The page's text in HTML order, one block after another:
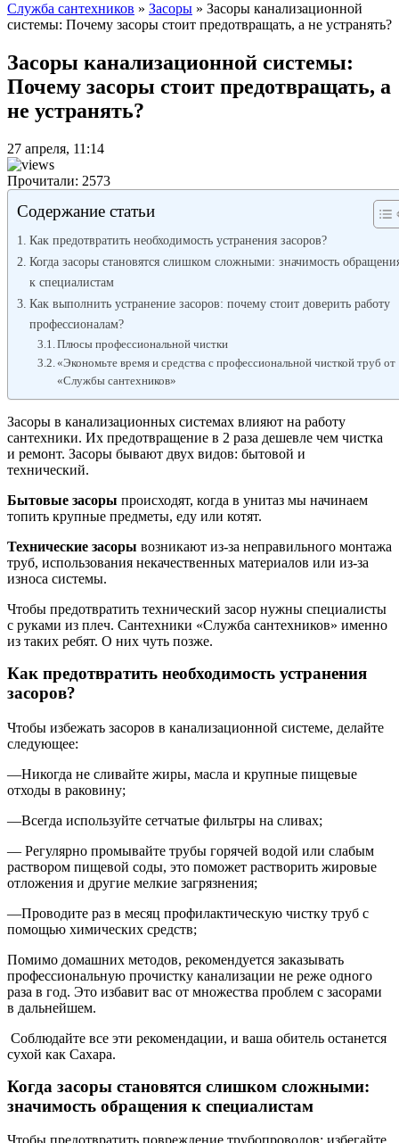
Служба сантехников » Засоры » Засоры канализационной
системы: Почему засоры стоит предотвращать, а не устранять?
Засоры канализационной системы:
Почему засоры стоит предотвращать, а
не устранять?
27 апреля, 11:14
Прочитали: 2573
Содержание статьи
Как предотвратить необходимость устранения засоров?
Когда засоры становятся слишком сложными: значимость
к специалистам
Как выполнить устранение засоров: почему стоит доверить работу
профессионалам?
Плюсы профессиональной чистки
«Экономьте время и средства с профессиональной чисткой труб от
«Службы сантехников»
Засоры в канализационных системах влияют на работу
сантехники. Их предотвращение в 2 раза дешевле чем чистка
и ремонт. Засоры бывают двух видов: бытовой и
технический.
Бытовые засоры происходят, когда в унитаз мы начинаем
топить крупные предметы, еду или котят.
Технические засоры возникают из-за неправильного монтажа
труб, использования некачественных материалов или из-за
износа системы.
Чтобы предотвратить технический засор нужны специалисты
с руками из плеч. Сантехники «Служба сантехников» именно
из таких ребят. О них чуть позже.
Как предотвратить необходимость устранения
засоров?
Чтобы избежать засоров в канализационной системе, делайте
следующее:
—Никогда не сливайте жиры, масла и крупные пищевые
отходы в раковину;
—Всегда используйте сетчатые фильтры на сливах;
— Регулярно промывайте трубы горячей водой или слабым
раствором пищевой соды, это поможет растворить жировые
отложения и другие мелкие загрязнения;
—Проводите раз в месяц профилактическую чистку труб с
помощью химических средств;
Помимо домашних методов, рекомендуется заказывать
профессиональную прочистку канализации не реже одного
раза в год. Это избавит вас от множества проблем с засорами
в дальнейшем.
Соблюдайте все эти рекомендации, и ваша обитель останется
сухой как Сахара.
Когда засоры становятся слишком сложными:
значимость обращения к специалистам